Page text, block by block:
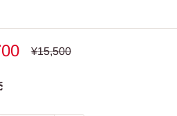
通
¥15,500